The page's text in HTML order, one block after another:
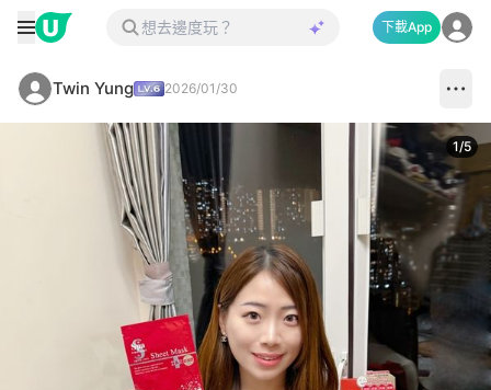
下載App
Twin Yung 2026/01/30
1/5